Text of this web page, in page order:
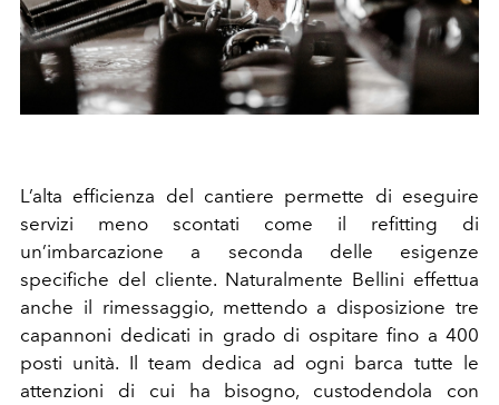
L’alta efficienza del cantiere permette di eseguire
servizi meno scontati come il refitting di
un’imbarcazione a seconda delle esigenze
specifiche del cliente. Naturalmente Bellini effettua
anche il rimessaggio, mettendo a disposizione tre
capannoni dedicati in grado di ospitare fino a 400
posti unità. Il team dedica ad ogni barca tutte le
attenzioni di cui ha bisogno, custodendola con